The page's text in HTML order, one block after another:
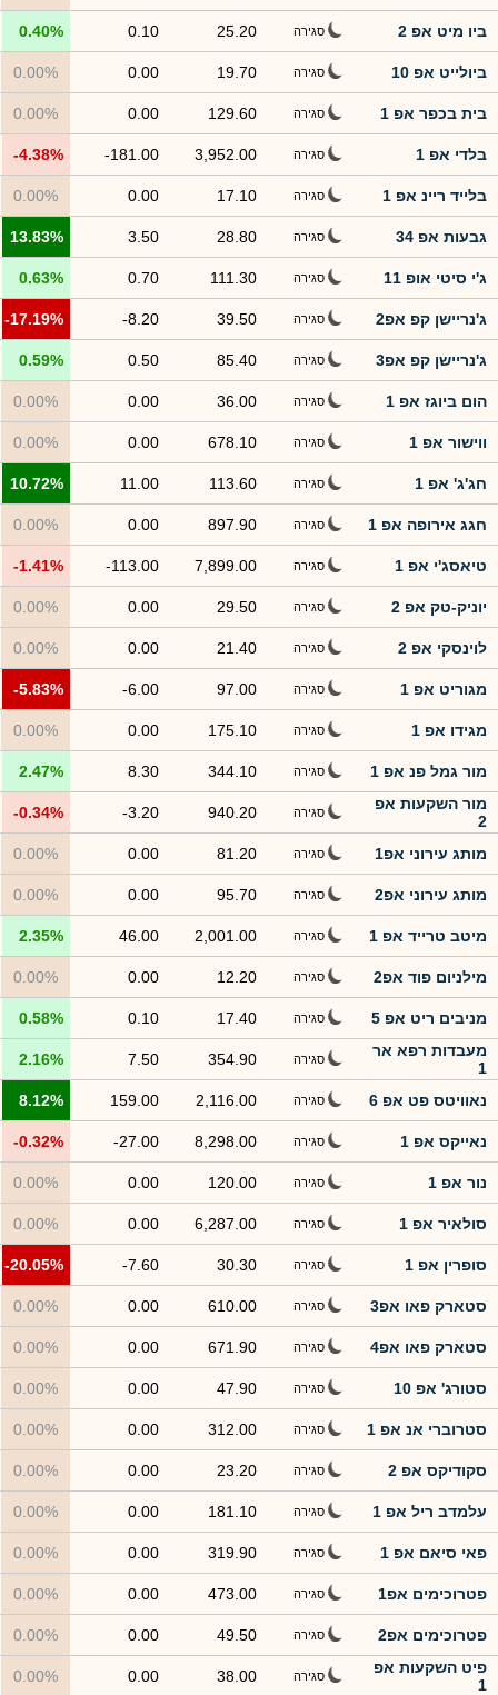
ביו מיט אפ 2 סגירה 25.20
0.10
0.40%
ביולייט אפ 10 סגירה 19.70
0.00
0.00%
בית בכפר אפ 1 סגירה 129.60
0.00
0.00%
בלדי אפ 1 סגירה 3,952.00
-181.00
-4.38%
בלייד ריינ אפ 1 סגירה 17.10
0.00
0.00%
גבעות אפ 34 סגירה 28.80
3.50
13.83%
ג'י סיטי אופ 11 סגירה 111.30
0.70
0.63%
ג'נריישן קפ אפ2 סגירה 39.50
-8.20
-17.19%
ג'נריישן קפ אפ3 סגירה 85.40
0.50
0.59%
הום ביוגז אפ 1 סגירה 36.00
0.00
0.00%
ווישור אפ 1 סגירה 678.10
0.00
0.00%
חג'ג' אפ 1 סגירה 113.60
11.00
10.72%
חגג אירופה אפ 1 סגירה 897.90
0.00
0.00%
טיאסג'י אפ 1 סגירה 7,899.00
-113.00
-1.41%
יוניק-טק אפ 2 סגירה 29.50
0.00
0.00%
לוינסקי אפ 2 סגירה 21.40
0.00
0.00%
מגוריט אפ 1 סגירה 97.00
-6.00
-5.83%
מגידו אפ 1 סגירה 175.10
0.00
0.00%
מור גמל פנ אפ 1 סגירה 344.10
8.30
2.47%
מור השקעות אפ
2
סגירה 940.20
-3.20
-0.34%
מותג עירוני אפ1 סגירה 81.20
0.00
0.00%
מותג עירוני אפ2 סגירה 95.70
0.00
0.00%
מיטב טרייד אפ 1 סגירה 2,001.00
46.00
2.35%
מילניום פוד אפ2 סגירה 12.20
0.00
0.00%
מניבים ריט אפ 5 סגירה 17.40
0.10
0.58%
מעבדות רפא אר
1
סגירה 354.90
7.50
2.16%
נאוויטס פט אפ 6 סגירה 2,116.00
159.00
8.12%
נאייקס אפ 1 סגירה 8,298.00
-27.00
-0.32%
נור אפ 1 סגירה 120.00
0.00
0.00%
סולאיר אפ 1 סגירה 6,287.00
0.00
0.00%
סופרין אפ 1 סגירה 30.30
-7.60
-20.05%
סטארק פאו אפ3 סגירה 610.00
0.00
0.00%
סטארק פאו אפ4 סגירה 671.90
0.00
0.00%
סטורג' אפ 10 סגירה 47.90
0.00
0.00%
סטרוברי אנ אפ 1 סגירה 312.00
0.00
0.00%
סקודיקס אפ 2 סגירה 23.20
0.00
0.00%
עלמדב ריל אפ 1 סגירה 181.10
0.00
0.00%
פאי סיאם אפ 1 סגירה 319.90
0.00
0.00%
פטרוכימים אפ1 סגירה 473.00
0.00
0.00%
פטרוכימים אפ2 סגירה 49.50
0.00
0.00%
פיט השקעות אפ
1
סגירה 38.00
0.00
0.00%